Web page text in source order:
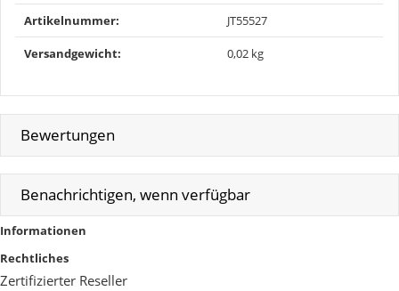
Artikelnummer: JT55527
Versandgewicht‍: 0,02 kg
Bewertungen
Benachrichtigen, wenn verfügbar
Informationen
Rechtliches
Zertifizierter Reseller